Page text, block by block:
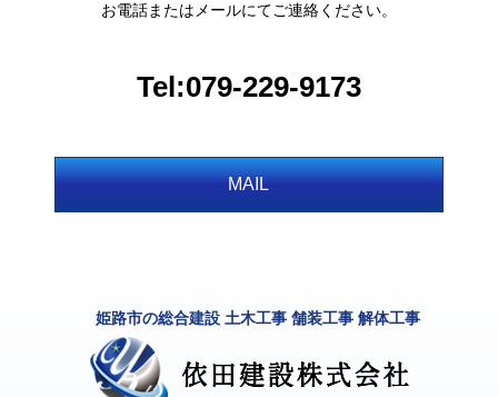
お電話またはメールにてご連絡ください。
Tel:079-229-9173
MAIL
姫路市の総合建設 土木工事 舗装工事 解体工事